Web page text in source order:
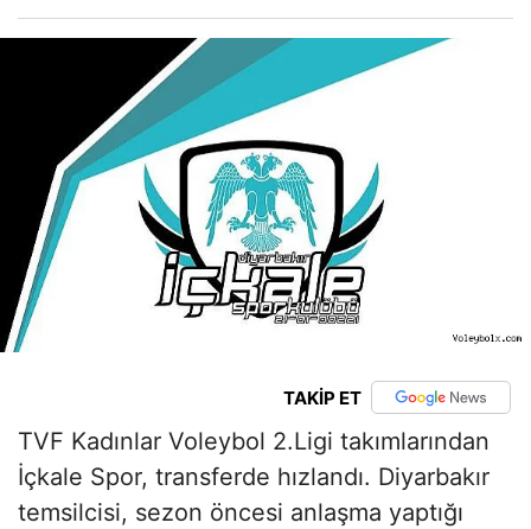
TAKİP ET
TVF Kadınlar Voleybol 2.Ligi takımlarından
İçkale Spor, transferde hızlandı. Diyarbakır
temsilcisi, sezon öncesi anlaşma yaptığı